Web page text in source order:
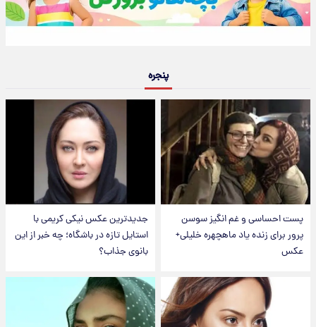
پنجره
پست احساسی و غم انگیز سوسن
پرور برای زنده یاد ماهچهره خلیلی+
عکس
جدیدترین عکس نیکی کریمی با
استایل تازه در باشگاه؛ چه خبر از این
بانوی جذاب؟